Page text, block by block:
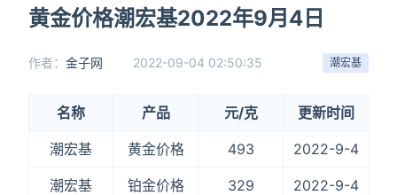
黄金价格潮宏基2022年9月4日
潮宏基
作者： 金子网 2022-09-04 02:50:35
名称 产品 元/克 更新时间
潮宏基 黄金价格 493 2022-9-4
潮宏基 铂金价格 329 2022-9-4